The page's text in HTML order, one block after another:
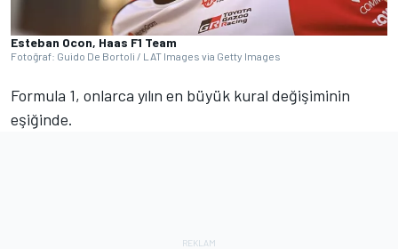
Esteban Ocon, Haas F1 Team
Fotoğraf: Guido De Bortoli / LAT Images via Getty Images
Formula 1, onlarca yılın en büyük kural değişiminin
eşiğinde.